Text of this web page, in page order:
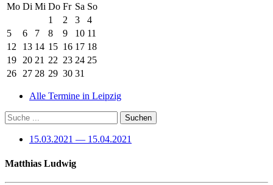
Mo Di Mi Do Fr Sa So
1
2 3
4
5
6 7 8 9 10 11
12
13 14 15 16 17 18
19 20 21 22 23 24 25
26 27 28 29 30 31
Alle Termine in Leipzig
15.03.2021 — 15.04.2021
Matthias Ludwig